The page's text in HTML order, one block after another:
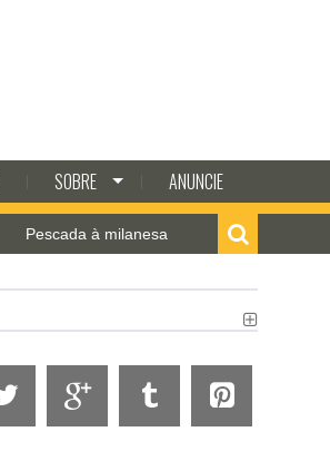
SOBRE
ANUNCIE
à milanesa com molho de camarão